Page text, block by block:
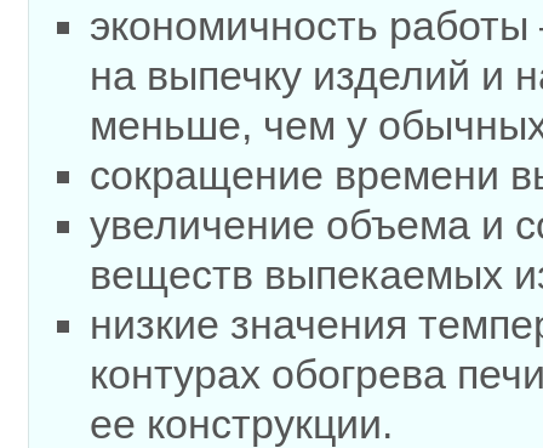
экономичность
на выпечку изделий и
меньше, чем у
сокращение времени
увеличение объема и
веществ выпекаемых
низкие значения
контурах обогрева
ее конструкции.